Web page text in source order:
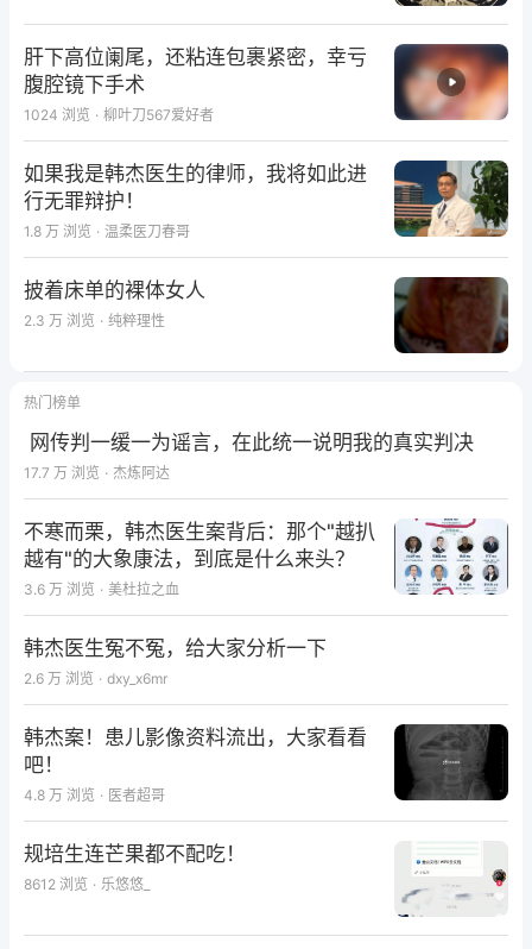
肝下高位阑尾，还粘连包裹紧密，幸亏
腹腔镜下手术
1024 浏览 · 柳叶刀567爱好者
如果我是韩杰医生的律师，我将如此进
行无罪辩护！
1.8 万 浏览 · 温柔医刀春哥
披着床单的裸体女人
2.3 万 浏览 · 纯粹理性
热门榜单
网传判一缓一为谣言，在此统一说明我的真实判决
17.7 万 浏览 · 杰炼阿达
不寒而栗，韩杰医生案背后：那个"越扒
越有"的大象康法，到底是什么来头？
3.6 万 浏览 · 美杜拉之血
韩杰医生冤不冤，给大家分析一下
2.6 万 浏览 · dxy_x6mr
韩杰案！患儿影像资料流出，大家看看
吧！
4.8 万 浏览 · 医者超哥
规培生连芒果都不配吃！
8612 浏览 · 乐悠悠_